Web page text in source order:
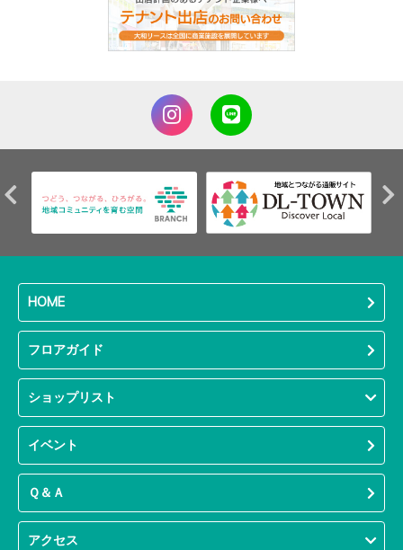
HOME
フロアガイド
ショップリスト
イベント
Ｑ＆Ａ
アクセス